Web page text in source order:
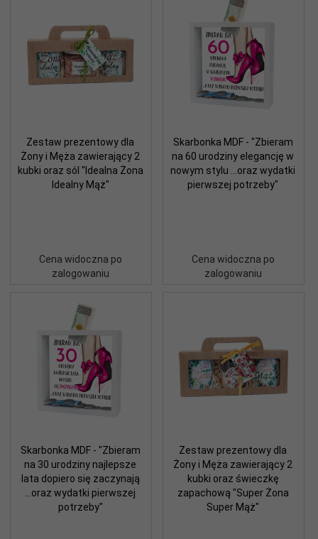
Zestaw prezentowy dla
Żony i Męża zawierający 2
kubki oraz sól "Idealna Żona
Idealny Mąż"
Cena widoczna po
zalogowaniu
Skarbonka MDF - "Zbieram
na 60 urodziny elegancję w
nowym stylu ...oraz wydatki
pierwszej potrzeby"
Cena widoczna po
zalogowaniu
Skarbonka MDF - "Zbieram
na 30 urodziny najlepsze
lata dopiero się zaczynają
...oraz wydatki pierwszej
potrzeby"
Zestaw prezentowy dla
Żony i Męża zawierający 2
kubki oraz świeczkę
zapachową "Super Żona
Super Mąż"